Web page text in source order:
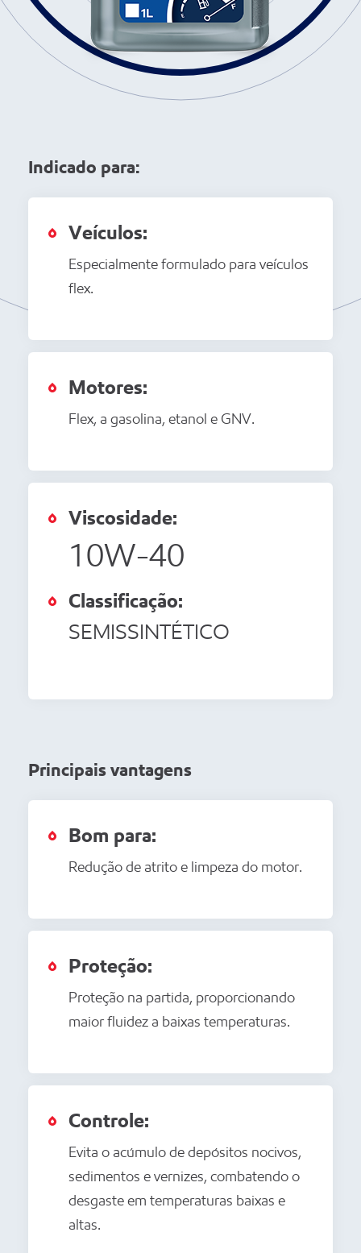
Indicado para:
Veículos:
Especialmente formulado para veículos
flex.
Motores:
Flex, a gasolina, etanol e GNV.
Viscosidade:
10W-40
Classificação:
SEMISSINTÉTICO
Principais vantagens
Bom para:
Redução de atrito e limpeza do motor.
Proteção:
Proteção na partida, proporcionando
maior fluidez a baixas temperaturas.
Controle:
Evita o acúmulo de depósitos nocivos,
sedimentos e vernizes, combatendo o
desgaste em temperaturas baixas e
altas.